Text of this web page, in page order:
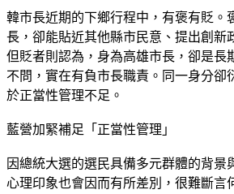
韓市長近期的下鄉行程中，有褒有貶。
長，卻能貼近其他縣市民意、提出創新
但貶者則認為，身為高雄市長，卻是長
不問，實在有負市長職責。同一身分卻
於正當性管理不足。
藍營加緊補足「正當性管理」
因總統大選的選民具備多元群體的背景
心理印象也會因而有所差別，很難斷言